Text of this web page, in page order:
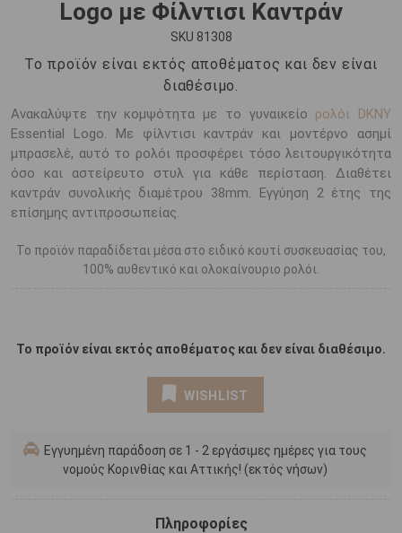
Logo με Φίλντισι Καντράν
SKU 81308
Το προϊόν είναι εκτός αποθέματος και δεν είναι
διαθέσιμο.
Ανακαλύψτε την κομψότητα με το γυναικείο ρολόι DKNY
Essential Logo. Με φίλντισι καντράν και μοντέρνο ασημί
μπρασελέ, αυτό το ρολόι προσφέρει τόσο λειτουργικότητα
όσο και αστείρευτο στυλ για κάθε περίσταση. Διαθέτει
καντράν συνολικής διαμέτρου 38mm. Εγγύηση 2 έτης της
επίσημης αντιπροσωπείας.
Το προϊόν παραδίδεται μέσα στο ειδικό κουτί συσκευασίας του,
100% αυθεντικό και ολοκαίνουριο ρολόι.
Το προϊόν είναι εκτός αποθέματος και δεν είναι διαθέσιμο.
WISHLIST
Εγγυημένη παράδοση σε 1 - 2 εργάσιμες ημέρες για τους
νομούς Κορινθίας και Αττικής! (εκτός νήσων)
Πληροφορίες